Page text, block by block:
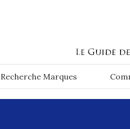
Recherche Marques